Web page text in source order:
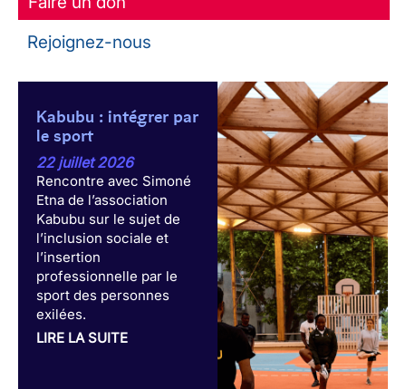
Rejoignez-nous
Kabubu : intégrer par
le sport
22 juillet 2026
Rencontre avec Simoné
Etna de l’association
Kabubu sur le sujet de
l’inclusion sociale et
l’insertion
professionnelle par le
sport des personnes
exilées.
LIRE LA SUITE